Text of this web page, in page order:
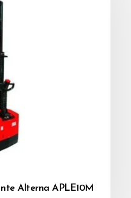
Alterna APLE10M